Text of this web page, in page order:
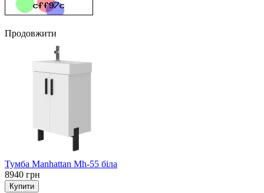
Продовжити
Тумба Manhattan Mh-55 біла
8940 грн